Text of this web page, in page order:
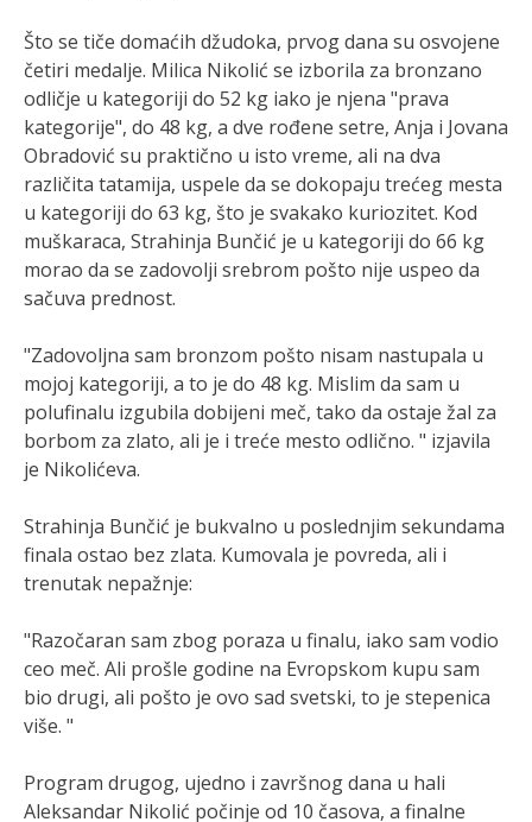
Što se tiče domaćih džudoka, prvog dana su osvojene
četiri medalje. Milica Nikolić se izborila za bronzano
odličje u kategoriji do 52 kg iako je njena "prava
kategorije", do 48 kg, a dve rođene setre, Anja i Jovana
Obradović su praktično u isto vreme, ali na dva
različita tatamija, uspele da se dokopaju trećeg mesta
u kategoriji do 63 kg, što je svakako kuriozitet. Kod
muškaraca, Strahinja Bunčić je u kategoriji do 66 kg
morao da se zadovolji srebrom pošto nije uspeo da
sačuva prednost.
"Zadovoljna sam bronzom pošto nisam nastupala u
mojoj kategoriji, a to je do 48 kg. Mislim da sam u
polufinalu izgubila dobijeni meč, tako da ostaje žal za
borbom za zlato, ali je i treće mesto odlično. " izjavila
je Nikolićeva.
Strahinja Bunčić je bukvalno u poslednjim sekundama
finala ostao bez zlata. Kumovala je povreda, ali i
trenutak nepažnje:
"Razočaran sam zbog poraza u finalu, iako sam vodio
ceo meč. Ali prošle godine na Evropskom kupu sam
bio drugi, ali pošto je ovo sad svetski, to je stepenica
više. "
Program drugog, ujedno i završnog dana u hali
Aleksandar Nikolić počinje od 10 časova, a finalne